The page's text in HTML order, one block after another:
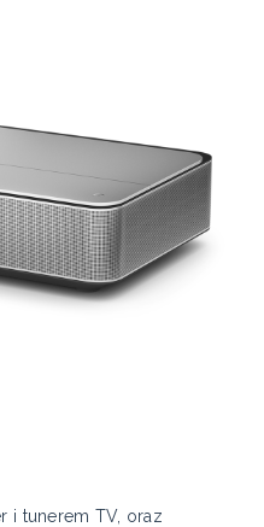
i tunerem TV, oraz